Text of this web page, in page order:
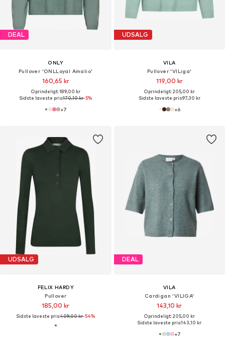
DEAL
ONLY
Pullover 'ONLLoyal Amalio'
160,65 kr
Oprindeligt: 189,00 kr
Sidste laveste pris:170,10 kr-5%
+7
UDSALG
VILA
Pullover 'VILiga'
119,00 kr
Oprindeligt: 205,00 kr
Sidste laveste pris:97,30 kr
+6
UDSALG
FELIX HARDY
Pullover
185,00 kr
Sidste laveste pris:409,00 kr-54%
DEAL
VILA
Cardigan 'VILIGA'
143,10 kr
Oprindeligt: 205,00 kr
Sidste laveste pris:143,10 kr
+7